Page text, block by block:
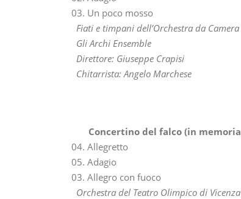
03. Un poco mosso
Fiati e timpani dell’Orchestra da
Gli Archi Ensemble
Direttore: Giuseppe Crapisi
Chitarrista: Angelo Marchese
Concertino del falco (in memoria
04. Allegretto
05. Adagio
03. Allegro con fuoco
Orchestra del Teatro Olimpico di Vicenza